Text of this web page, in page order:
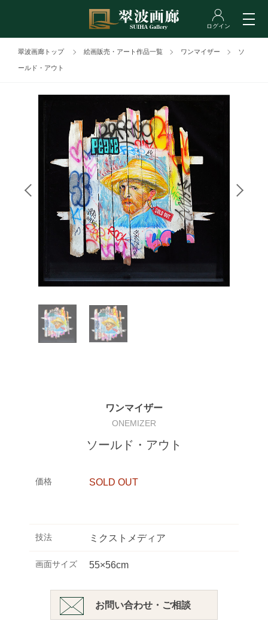
翠波画廊トップ 絵画販売・アート作品一覧 ワンマイザー ソ
ールド・アウト
ワンマイザー
ONEMIZER
ソールド・アウト
価格 SOLD OUT
技法 ミクストメディア
画面サイズ 55×56cm
お問い合わせ・ご相談